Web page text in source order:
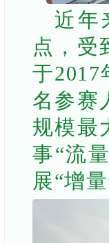
近年
点，受
于2017
名参赛
规模最
事“流
展“增